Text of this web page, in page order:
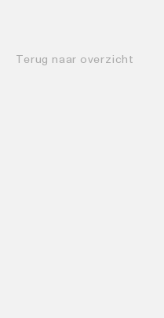
Terug naar overzicht